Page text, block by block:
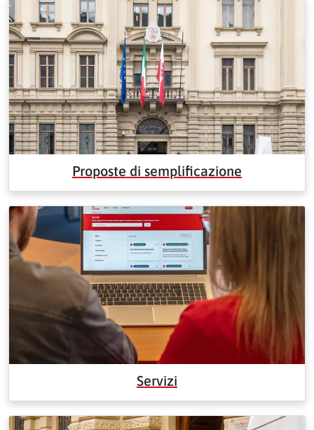
Proposte di semplificazione
Servizi